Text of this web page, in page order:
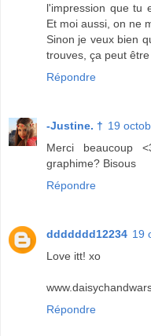
l'impression que tu
Et moi aussi, on ne
Sinon je veux bien
trouves, ça peut
Répondre
-Justine. † 19
Merci beaucoup
graphime? Bisous
Répondre
ddddddd12234 19
Love itt! xo
Répondre